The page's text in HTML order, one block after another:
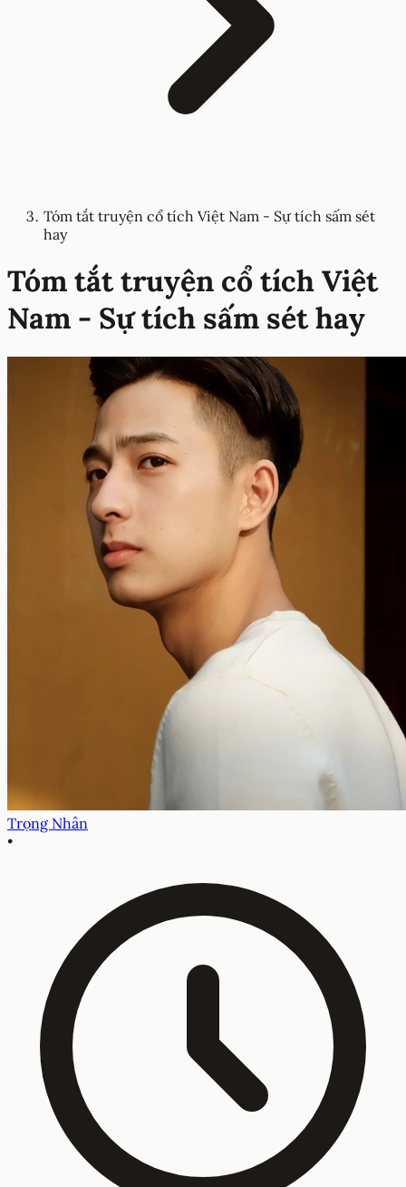
Tóm tắt truyện cổ tích Việt Nam - Sự tích sấm sét
hay
Tóm tắt truyện cổ tích Việt
Nam - Sự tích sấm sét hay
Trọng Nhân
•